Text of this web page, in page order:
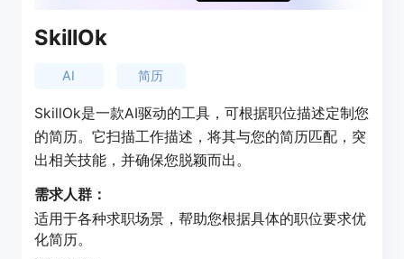
SkillOk
AI 简历
SkillOk是一款AI驱动的工具，可根据职位描述定制您
的简历。它扫描工作描述，将其与您的简历匹配，突
出相关技能，并确保您脱颖而出。
需求人群：
适用于各种求职场景，帮助您根据具体的职位要求优
化简历。